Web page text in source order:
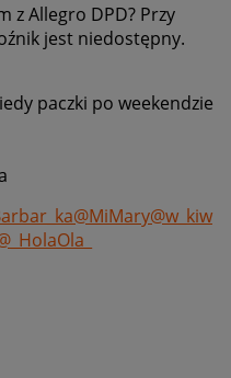
z Allegro DPD? Przy
jest niedostępny.
paczki po weekendzie
@MiMary@w_kiw